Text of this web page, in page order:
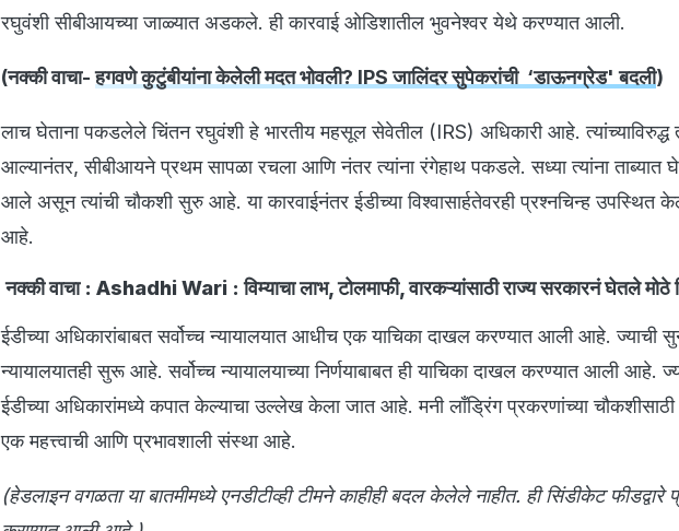
रघुवंशी सीबीआयच्या जाळ्यात अडकले. ही कारवाई ओडिशातील भुवनेश्वर येथे करण्यात आली.
(नक्की वाचा-हगवणे कुटुंबीयांना केलेली मदत भोवली? IPS जालिंदर सुपेकरांची ‘डाऊनग्रेड' बदली)
लाच घेताना पकडलेले चिंतन रघुवंशी हे भारतीय महसूल सेवेतील (IRS) अधिकारी आहे. त्यांच्याविरुद्ध
आल्यानंतर, सीबीआयने प्रथम सापळा रचला आणि नंतर त्यांना रंगेहाथ पकडले. सध्या त्यांना ताब्यात
आले असून त्यांची चौकशी सुरु आहे. या कारवाईनंतर ईडीच्या विश्वासार्हतेवरही प्रश्नचिन्ह उपस्थित
आहे.
नक्की वाचा : Ashadhi Wari : विम्याचा लाभ, टोलमाफी, वारकऱ्यांसाठी राज्य सरकारनं घेतले मोठे
ईडीच्या अधिकारांबाबत सर्वोच्च न्यायालयात आधीच एक याचिका दाखल करण्यात आली आहे. ज्याची
न्यायालयातही सुरू आहे. सर्वोच्च न्यायालयाच्या निर्णयाबाबत ही याचिका दाखल करण्यात आली आहे.
ईडीच्या अधिकारांमध्ये कपात केल्याचा उल्लेख केला जात आहे. मनी लाँड्रिंग प्रकरणांच्या चौकशीसाठी
एक महत्त्वाची आणि प्रभावशाली संस्था आहे.
(हेडलाइन वगळता या बातमीमध्ये एनडीटीव्ही टीमने काहीही बदल केलेले नाहीत. ही सिंडीकेट फीडद्वारे